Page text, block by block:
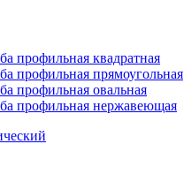
профильная квадратная
профильная прямоугольная
профильная овальная
профильная нержавеющая